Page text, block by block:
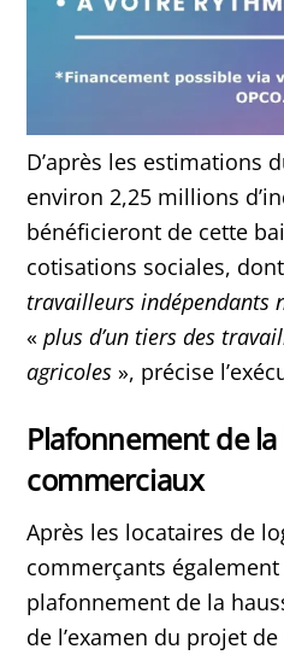
D’après les estimations
environ 2,25 millions
bénéficieront de cette
cotisations sociales,
travailleurs indépendants
«plus d’un tiers des
agricoles », précise
Plafonnement de
commerciaux
Après les locataires de
commerçants
plafonnement de la
de l’examen du projet